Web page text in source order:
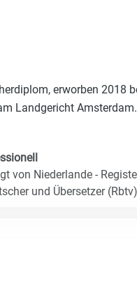
erworben 2018
Landgericht Amsterdam.
von Niederlande -
und Übersetzer (Rbtv)